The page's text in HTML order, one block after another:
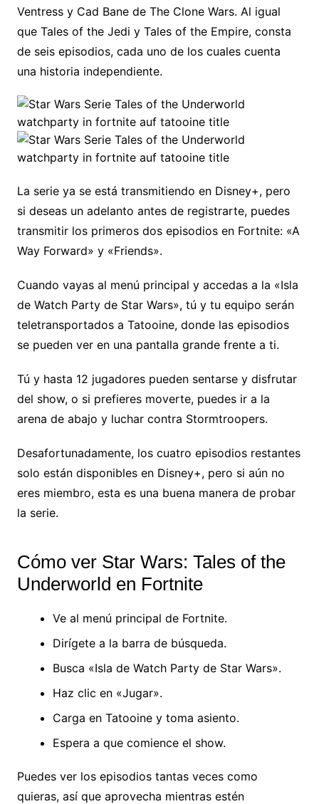
Ventress y Cad Bane de The Clone Wars. Al igual
que Tales of the Jedi y Tales of the Empire, consta
de seis episodios, cada uno de los cuales cuenta
una historia independiente.
La serie ya se está transmitiendo en Disney+, pero
si deseas un adelanto antes de registrarte, puedes
transmitir los primeros dos episodios en Fortnite: «A
Way Forward» y «Friends».
Cuando vayas al menú principal y accedas a la «Isla
de Watch Party de Star Wars», tú y tu equipo serán
teletransportados a Tatooine, donde las episodios
se pueden ver en una pantalla grande frente a ti.
Tú y hasta 12 jugadores pueden sentarse y disfrutar
del show, o si prefieres moverte, puedes ir a la
arena de abajo y luchar contra Stormtroopers.
Desafortunadamente, los cuatro episodios restantes
solo están disponibles en Disney+, pero si aún no
eres miembro, esta es una buena manera de probar
la serie.
Cómo ver Star Wars: Tales of the
Underworld en Fortnite
Ve al menú principal de Fortnite.
Dirígete a la barra de búsqueda.
Busca «Isla de Watch Party de Star Wars».
Haz clic en «Jugar».
Carga en Tatooine y toma asiento.
Espera a que comience el show.
Puedes ver los episodios tantas veces como
quieras, así que aprovecha mientras estén